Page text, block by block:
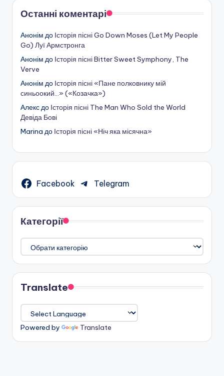
Останні коментарі
Анонім до Історія пісні Go Down Moses (Let My People
Go) Луї Армстронга
Анонім до Історія пісні Bitter Sweet Symphony, The
Verve
Анонім до Історія пісні «Пане полковнику мій
синьоокий…» («Козачка»)
Алексдо Історія пісні The Man Who Sold the World
Девіда Бові
Marina до Історія пісні «Ніч яка місячна»
Facebook Telegram
Категорії
Категорії
Translate
Powered by Translate